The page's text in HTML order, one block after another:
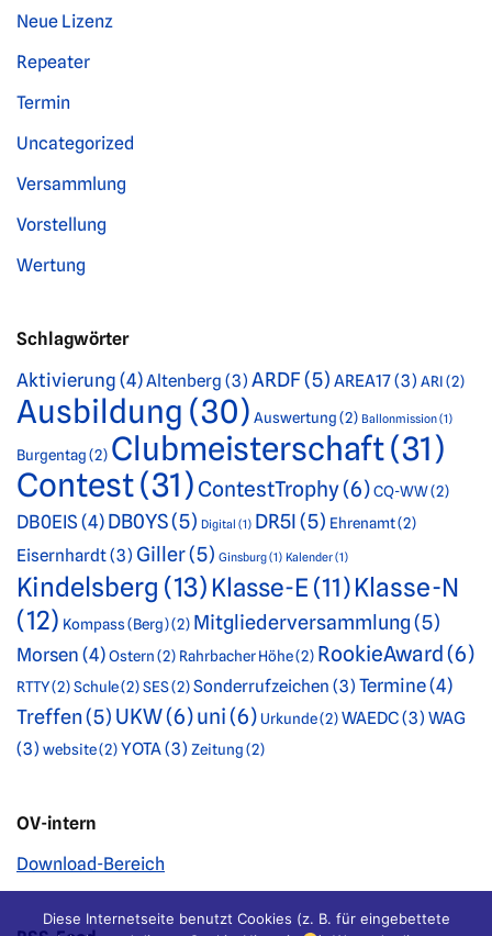
Neue Lizenz
Repeater
Termin
Uncategorized
Versammlung
Vorstellung
Wertung
Schlagwörter
Aktivierung (4)Altenberg (3) ARDF(5) AREA17(3) ARI(2)
Ausbildung (30) Auswertung(2) Ballonmission(1)
Burgentag(2) Clubmeisterschaft(31)
Contest(31) ContestTrophy(6)CQ-WW(2)
DB0EIS (4) DB0YS(5) Digital (1) DR5I(5) Ehrenamt(2)
Eisernhardt(3) Giller(5) Ginsburg(1) Kalender(1)
Kindelsberg (13) Klasse-E (11)Klasse-N
(12) Kompass (Berg)(2) Mitgliederversammlung(5)
Morsen (4)Ostern(2) Rahrbacher Höhe(2) RookieAward (6)
RTTY(2)Schule(2)SES(2)Sonderrufzeichen (3) Termine(4)
Treffen(5) UKW(6)uni(6) Urkunde(2)WAEDC(3) WAG
(3) website(2)YOTA(3) Zeitung(2)
OV-intern
Download-Bereich
Diese Internetseite benutzt Cookies (z. B. für eingebettete